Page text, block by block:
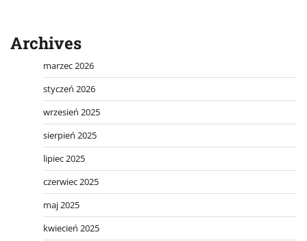
Archives
marzec 2026
styczeń 2026
wrzesień 2025
sierpień 2025
lipiec 2025
czerwiec 2025
maj 2025
kwiecień 2025